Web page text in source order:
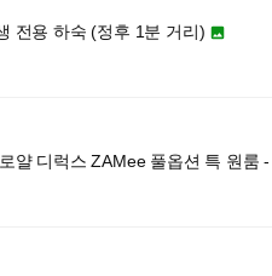
전용 하숙 (정후 1분 거리) 
얄 디럭스 ZAMee 풀옵션 특 원룸